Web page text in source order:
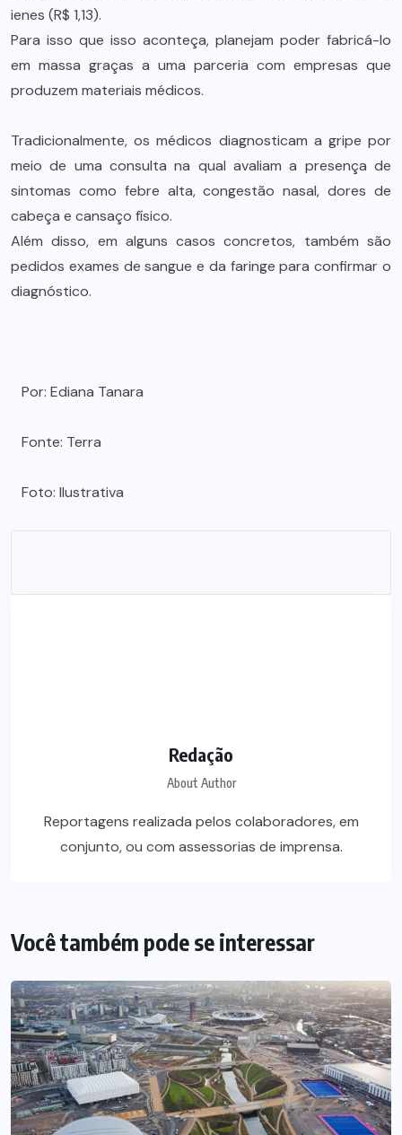
ienes (R$ 1,13).
Para isso que isso aconteça, planejam poder fabricá-lo
em massa graças a uma parceria com empresas que
produzem materiais médicos.
Tradicionalmente, os médicos diagnosticam a gripe por
meio de uma consulta na qual avaliam a presença de
sintomas como febre alta, congestão nasal, dores de
cabeça e cansaço físico.
Além disso, em alguns casos concretos, também são
pedidos exames de sangue e da faringe para confirmar o
diagnóstico.
Por: Ediana Tanara
Fonte: Terra
Foto: Ilustrativa
Redação
About Author
Reportagens realizada pelos colaboradores, em
conjunto, ou com assessorias de imprensa.
Você também pode se interessar